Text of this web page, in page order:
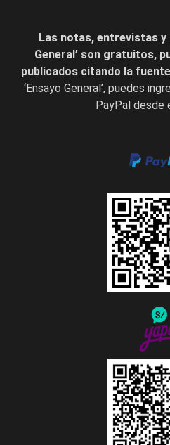
Las notas, entrevistas y
General’ son gratuitos,
publicados citando la
‘Ensayo General’, puedes
PayPal desde